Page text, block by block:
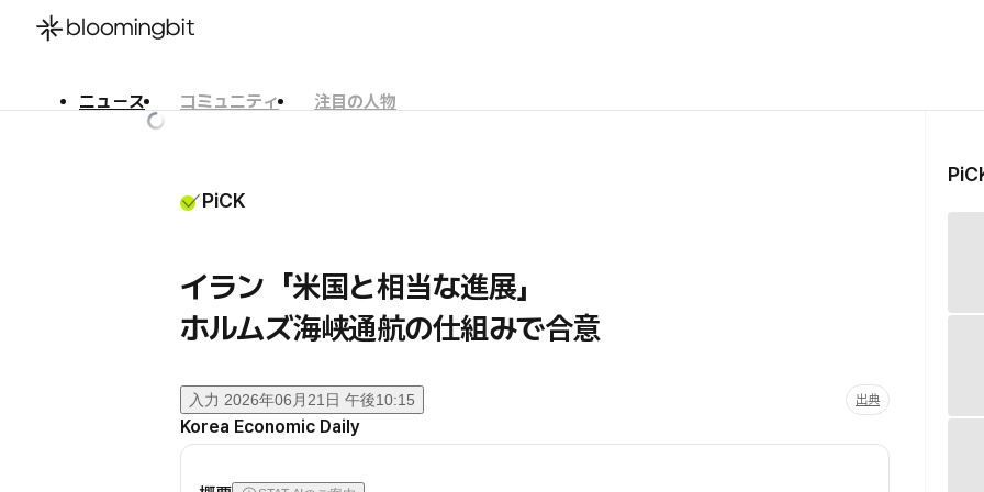
ニュース コミュニティ
注目の人物
PiCK
イラン「米国と相当な進展」
ホルムズ海峡通航の仕組みで合意
入力 2026年06月21日 午後10:15 出典
Korea Economic Daily